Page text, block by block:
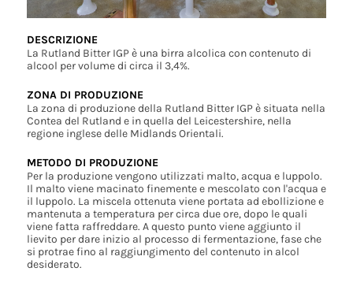
DESCRIZIONE
La Rutland Bitter IGP è una birra alcolica con contenuto di
alcool per volume di circa il 3,4%.
ZONA DI PRODUZIONE
La zona di produzione della Rutland Bitter IGP è situata nella
Contea del Rutland e in quella del Leicestershire, nella
regione inglese delle Midlands Orientali.
METODO DI PRODUZIONE
Per la produzione vengono utilizzati malto, acqua e luppolo.
Il malto viene macinato finemente e mescolato con l'acqua e
il luppolo. La miscela ottenuta viene portata ad ebollizione e
mantenuta a temperatura per circa due ore, dopo le quali
viene fatta raffreddare. A questo punto viene aggiunto il
lievito per dare inizio al processo di fermentazione, fase che
si protrae fino al raggiungimento del contenuto in alcol
desiderato.